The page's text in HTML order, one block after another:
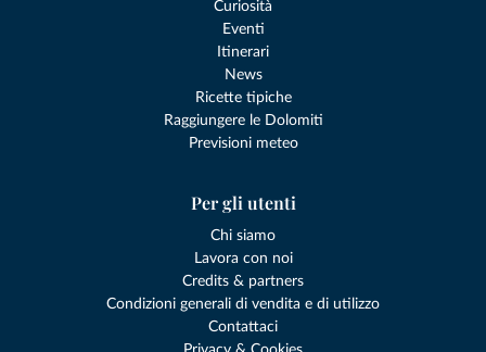
Curiosità
Eventi
Itinerari
News
Ricette tipiche
Raggiungere le Dolomiti
Previsioni meteo
Per gli utenti
Chi siamo
Lavora con noi
Credits & partners
Condizioni generali di vendita e di utilizzo
Contattaci